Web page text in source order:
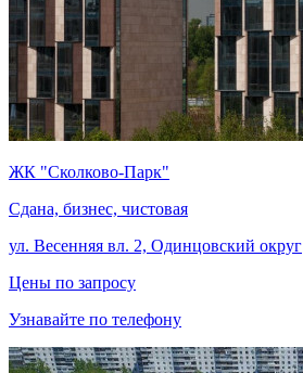
ЖК "Сколково-Парк"
Сдана, бизнес, чистовая
ул. Весенняя вл. 2, Одинцовский округ
Цены по запросу
Узнавайте по телефону